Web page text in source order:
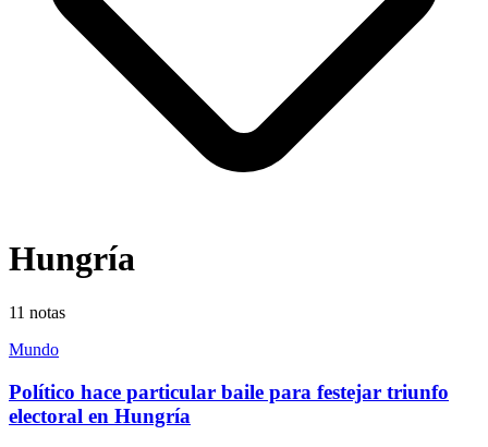
Hungría
11 notas
Mundo
Político hace particular baile para festejar triunfo
electoral en Hungría